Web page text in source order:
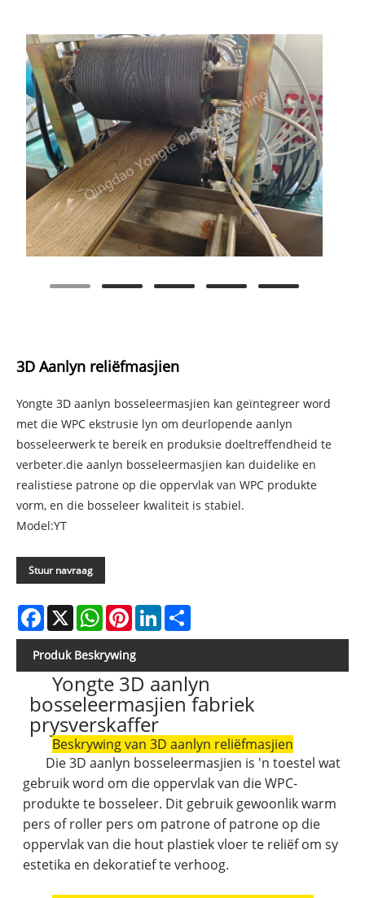
3D Aanlyn reliëfmasjien
Yongte 3D aanlyn bosseleermasjien kan geïntegreer word
met die WPC ekstrusie lyn om deurlopende aanlyn
bosseleerwerk te bereik en produksie doeltreffendheid te
verbeter.die aanlyn bosseleermasjien kan duidelike en
realistiese patrone op die oppervlak van WPC produkte
vorm, en die bosseleer kwaliteit is stabiel.
Model:YT
Stuur navraag
Facebook
X WhatsAppPinterestLinkedIn
Produk Beskrywing
Yongte 3D aanlyn
bosseleermasjien fabriek
prysverskaffer
Beskrywing van 3D aanlyn reliëfmasjien
Die 3D aanlyn bosseleermasjien is 'n toestel wat
gebruik word om die oppervlak van die WPC-
produkte te bosseleer. Dit gebruik gewoonlik warm
pers of roller pers om patrone of patrone op die
oppervlak van die hout plastiek vloer te reliëf om sy
estetika en dekoratief te verhoog.